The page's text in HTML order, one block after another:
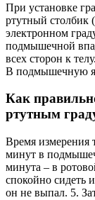
При установке
ртутный столбик
электронном
подмышечной
всех сторон к
В подмышечную
Как
ртутным
Время измерения
минут в
минута – в
спокойно сидеть
он не выпал. 5.